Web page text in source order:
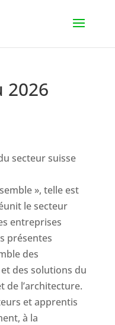
2026
secteur suisse
», telle est
le secteur
entreprises
présentes
des
des solutions du
de l’architecture.
et apprentis
à la